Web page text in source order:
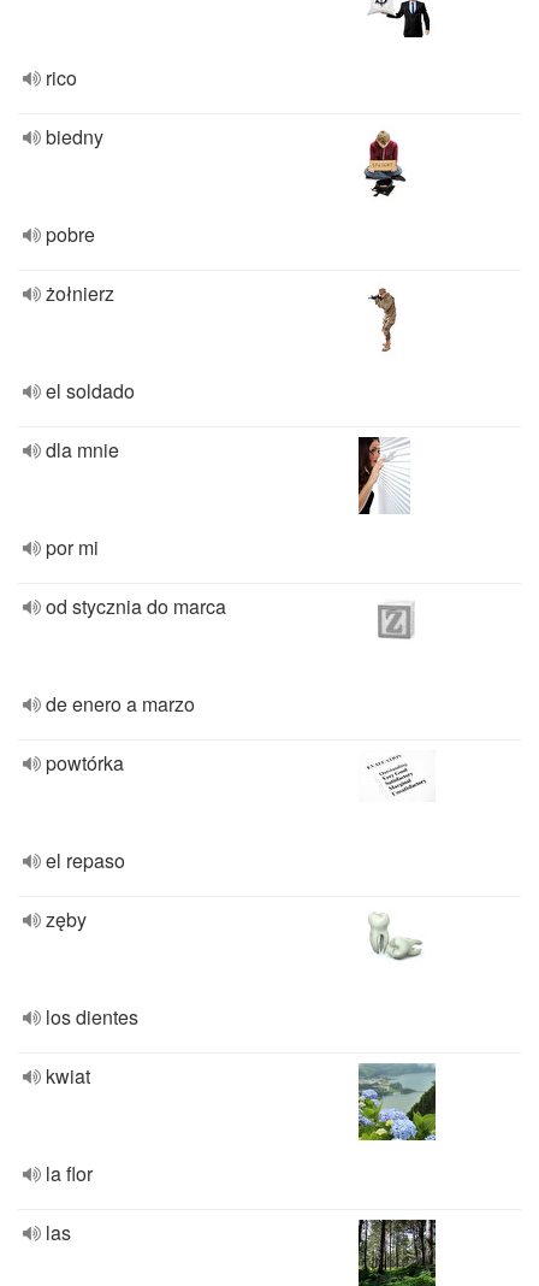
rico
biedny
pobre
żołnierz
el soldado
dla mnie
por mi
od stycznia do marca
de enero a marzo
powtórka
el repaso
zęby
los dientes
kwiat
la flor
las